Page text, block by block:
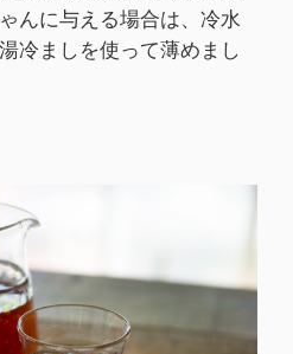
んに与える場合は、冷水
冷ましを使って薄めまし